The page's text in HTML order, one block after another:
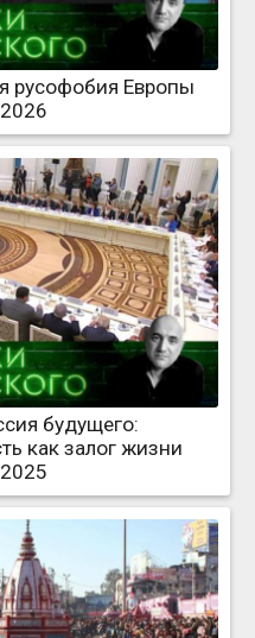
русофобия Европы
будущего:
как залог жизни